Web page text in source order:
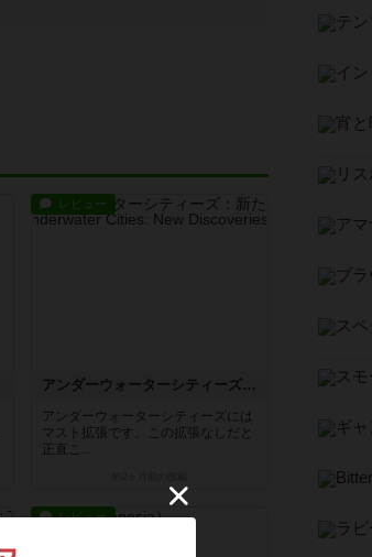
レビュー
アンダーウォーターシティーズ：新たな発見
アンダーウォーターシティーズには
マスト拡張です。この拡張なしだと
正直こ...
レビュー